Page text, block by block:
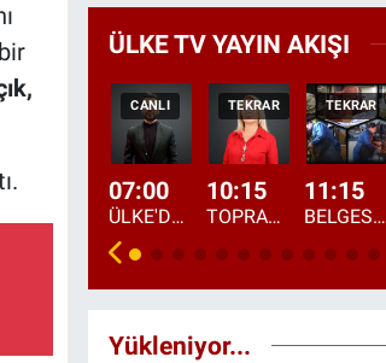
ÜLKE TV YAYIN AKIŞI
CANLI
07:00
ÜLKE'DE BU SABAH
TEKRAR
10:15
TOPRAKTAN SOFRAYA
TEKRAR
11:15
BELGESEL: "ÜLKE'NİN ALIN TERİ"
Yükleniyor...